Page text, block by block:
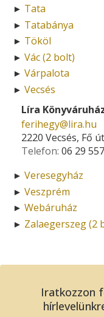
► Tata
► Tatabánya
► Tököl
► Vác (2 bolt)
► Várpalota
► Vecsés
Líra
ferihegy­@­lira.hu
2220 Vecsés, Fő
Telefon: 06 29
► Veresegyház
► Veszprém
► Webáruház
► Zalaegerszeg (2
Iratkozzon